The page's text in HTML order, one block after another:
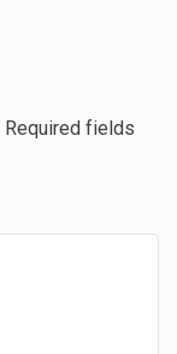
Required fields